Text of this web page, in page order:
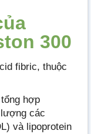
300
fibric, thuộc
hợp
các
và lipoprotein